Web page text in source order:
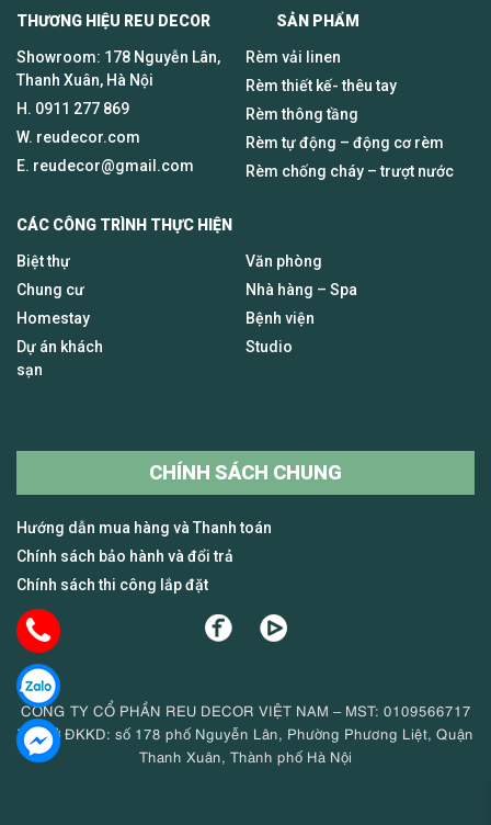
THƯƠNG HIỆU REU DECOR SẢN PHẨM
Showroom: 178 Nguyễn Lân,
Thanh Xuân, Hà Nội
H. 0911 277 869
W. reudecor.com
E. reudecor@gmail.com
Rèm vải linen
Rèm thiết kế- thêu tay
Rèm thông tầng
Rèm tự động – động cơ rèm
Rèm chống cháy – trượt nước
CÁC CÔNG TRÌNH THỰC HIỆN
Biệt thự
Chung cư
Homestay
Dự án khách
sạn
Văn phòng
Nhà hàng – Spa
Bệnh viện
Studio
CHÍNH SÁCH CHUNG
Hướng dẫn mua hàng và Thanh toán
Chính sách bảo hành và đổi trả
Chính sách thi công lắp đặt
CÔNG TY CỔ PHẦN REU DECOR VIỆT NAM – MST: 0109566717
Trụ sở ĐKKD: số 178 phố Nguyễn Lân, Phường Phương Liệt, Quận
Thanh Xuân, Thành phố Hà Nội